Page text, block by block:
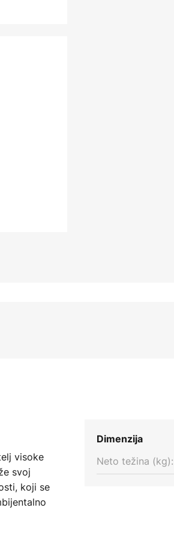
visoke
svoj
koji se
je
Dimenzija
Neto težina (kg):